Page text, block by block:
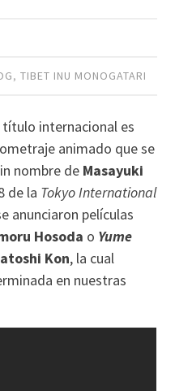
,TIBET INU MONOGATARI
título internacional es
animado que se
nombre de Masayuki
de la Tokyo International
anunciaron películas
Hosoda o Yume
Kon, la cual
en nuestras